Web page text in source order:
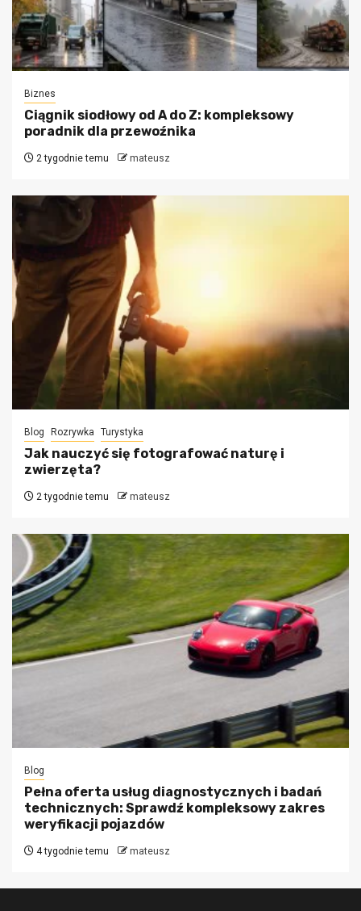
Biznes
Ciągnik siodłowy od A do Z: kompleksowy
poradnik dla przewoźnika
2 tygodnie temu mateusz
Blog Rozrywka Turystyka
Jak nauczyć się fotografować naturę i
zwierzęta?
2 tygodnie temu mateusz
Blog
Pełna oferta usług diagnostycznych i badań
technicznych: Sprawdź kompleksowy zakres
weryfikacji pojazdów
4 tygodnie temu mateusz